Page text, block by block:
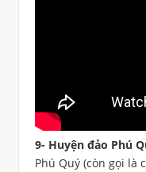
9- Huyện đảo Phú
Phú Quý (còn gọi là